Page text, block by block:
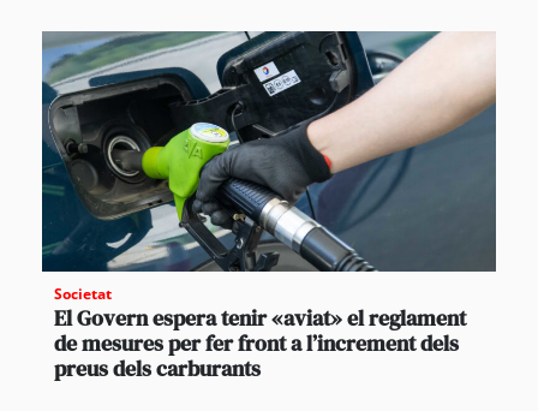
Societat
El Govern espera tenir «aviat» el reglament
de mesures per fer front a l’increment dels
preus dels carburants